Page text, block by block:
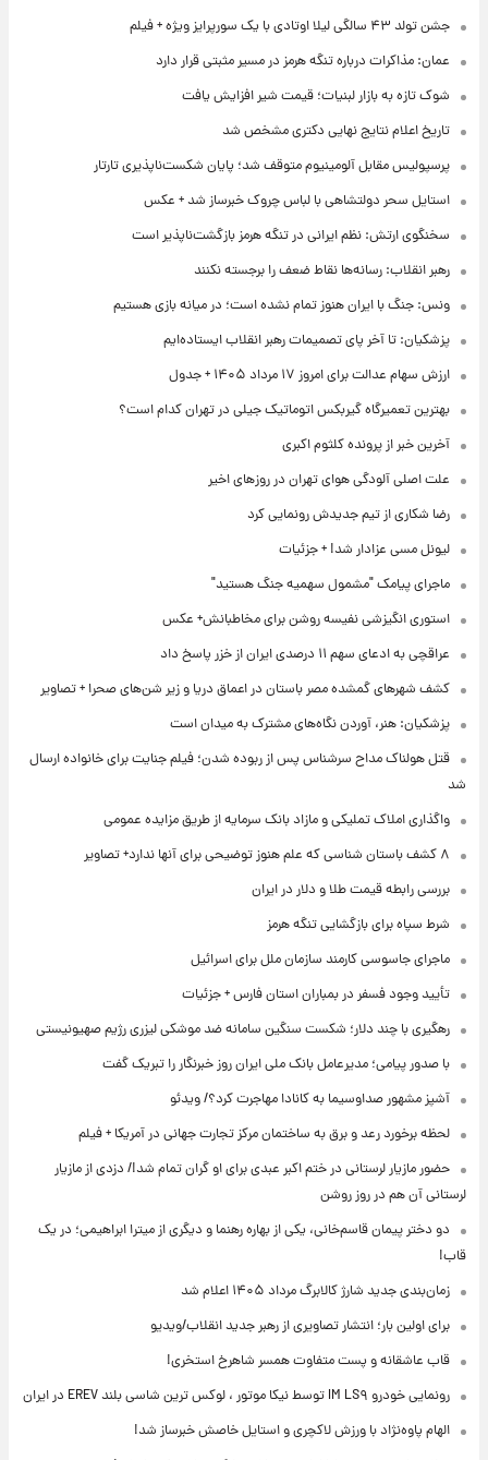
جشن تولد ۴۳ سالگی لیلا اوتادی با یک سورپرایز ویژه + فیلم
عمان: مذاکرات درباره تنگه هرمز در مسیر مثبتی قرار دارد
شوک تازه به بازار لبنیات؛ قیمت شیر افزایش یافت
تاریخ اعلام نتایج نهایی دکتری مشخص شد
پرسپولیس مقابل آلومینیوم متوقف شد؛ پایان شکست‌ناپذیری تارتار
استایل سحر دولتشاهی با لباس چروک خبرساز شد + عکس
سخنگوی ارتش: نظم ایرانی در تنگه هرمز بازگشت‌ناپذیر است
رهبر انقلاب: رسانه‌ها نقاط ضعف را برجسته نکنند
ونس: جنگ با ایران هنوز تمام نشده است؛ در میانه بازی هستیم
پزشکیان: تا آخر پای تصمیمات رهبر انقلاب ایستاده‌ایم
ارزش سهام عدالت برای امروز ۱۷ مرداد ۱۴۰۵ + جدول
بهترین تعمیرگاه گیربکس اتوماتیک جیلی در تهران کدام است؟
آخرین خبر از پرونده کلثوم اکبری
علت اصلی آلودگی هوای تهران در روزهای اخیر
رضا شکاری از تیم جدیدش رونمایی کرد
لیونل مسی عزادار شد! + جزئیات
ماجرای پیامک "مشمول سهمیه جنگ هستید"
استوری انگیزشی نفیسه روشن برای مخاطبانش+ عکس
عراقچی به ادعای سهم ۱۱ درصدی ایران از خزر پاسخ داد
کشف شهرهای گمشده مصر باستان در اعماق دریا و زیر شن‌های صحرا + تصاویر
پزشکیان: هنر، آوردن نگاه‌های مشترک به میدان است
قتل هولناک مداح سرشناس پس از ربوده شدن؛ فیلم جنایت برای خانواده ارسال
شد
واگذاری املاک تملیکی و مازاد بانک سرمایه از طریق مزایده عمومی
۸ کشف باستان شناسی که علم هنوز توضیحی برای آنها ندارد+ تصاویر
بررسی رابطه قیمت طلا و دلار در ایران
شرط سپاه برای بازگشایی تنگه هرمز
ماجرای جاسوسی کارمند سازمان ملل برای اسرائیل
تأیید وجود فسفر در بمباران استان فارس + جزئیات
رهگیری با چند دلار؛ شکست سنگین سامانه ضد موشکی لیزری رژیم صهیونیستی
با صدور پیامی؛ مدیرعامل بانک ملی ایران روز خبرنگار را تبریک گفت
آشپز مشهور صداوسیما به کانادا مهاجرت کرد؟/ ویدئو
لحظه برخورد رعد و برق به ساختمان مرکز تجارت جهانی در آمریکا + فیلم
حضور مازیار لرستانی در ختم اکبر عبدی برای او گران تمام شد!/ دزدی از مازیار
لرستانی آن هم در روز روشن
دو دختر پیمان قاسم‌خانی، یکی از بهاره رهنما و دیگری از میترا ابراهیمی؛ در یک
قاب!
زمان‌بندی جدید شارژ کالابرگ مرداد ۱۴۰۵ اعلام شد
برای اولین بار؛ انتشار تصاویری از رهبر جدید انقلاب/ویدیو
قاب عاشقانه و پست متفاوت همسر شاهرخ استخری!
رونمایی خودرو IM LS۹ توسط نیکا موتور ، لوکس ترین شاسی بلند EREV در ایران
الهام پاوه‌نژاد با ورزش لاکچری و استایل خاصش خبرساز شد!